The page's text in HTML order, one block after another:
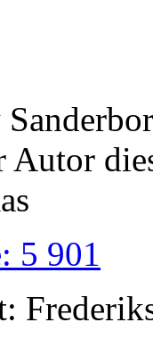
5 901